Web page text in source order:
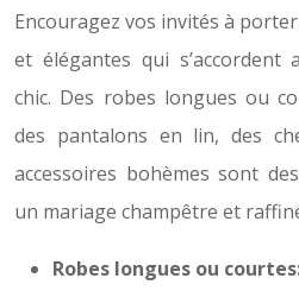
Encouragez vos invités à
et élégantes qui s’accordent
chic. Des robes longues ou
des pantalons en lin, des
accessoires bohèmes sont
un mariage champêtre et
Robes longues ou